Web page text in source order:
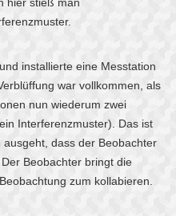
installierte eine Messtation
war vollkommen, als
nun wiederum zwei
Interferenzmuster). Das ist
dass der Beobachter
Beobachter bringt die
zum kollabieren.